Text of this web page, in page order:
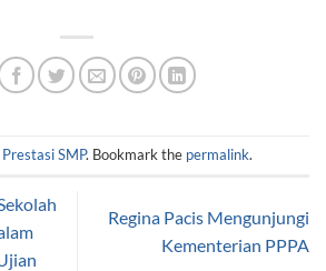
Prestasi SMP. Bookmark the permalink.
Regina Pacis Mengunjungi
Kementerian PPPA